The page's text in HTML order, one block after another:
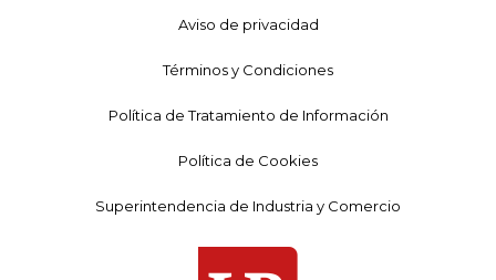
Aviso de privacidad
Términos y Condiciones
Política de Tratamiento de Información
Política de Cookies
Superintendencia de Industria y Comercio